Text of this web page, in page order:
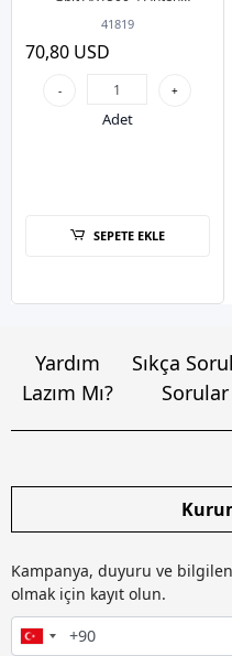
Masaüstü Wi-Fi 6 Access
41819
70,80 USD
- +
Adet
SEPETE EKLE
Yardım
Lazım Mı?
Sıkça
Sorular
Kampanya, duyuru ve
olmak için kayıt olun.